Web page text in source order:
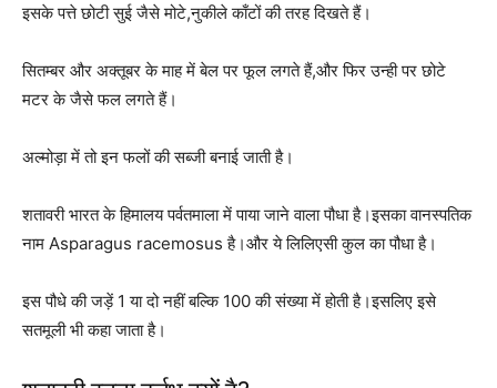
इसके पत्ते छोटी सुई जैसे मोटे,नुकीले काँटों की तरह दिखते हैं।
सितम्बर और अक्तूबर के माह में बेल पर फूल लगते हैं,और फिर उन्ही पर छोटे
मटर के जैसे फल लगते हैं।
अल्मोड़ा में तो इन फलों की सब्जी बनाई जाती है।
शतावरी भारत के हिमालय पर्वतमाला में पाया जाने वाला पौधा है।इसका वानस्पतिक
नाम Asparagus racemosus है।और ये लिलिएसी कुल का पौधा है।
इस पौधे की जड़ें 1 या दो नहीं बल्कि 100 की संख्या में होती है।इसलिए इसे
सतमूली भी कहा जाता है।